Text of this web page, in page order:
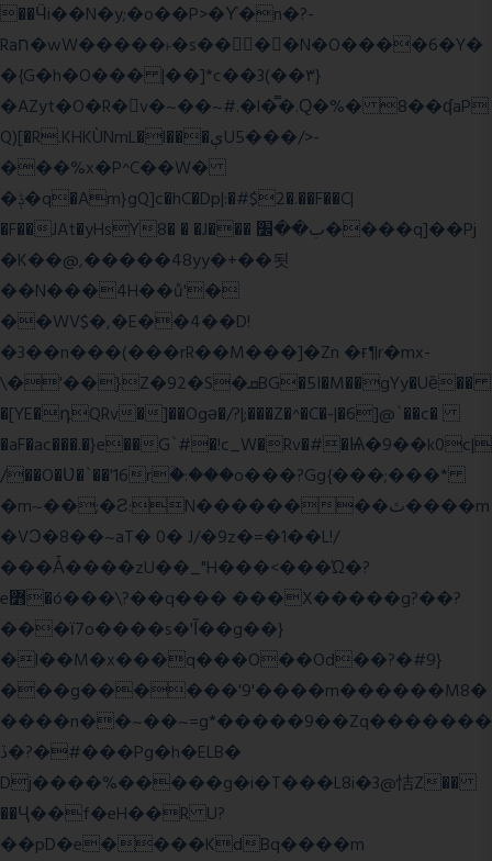
��Ӵi��N�y;�o��P>�ϒ�n�?­
Raח�wW�����˫�s����N�O����6�Y�
�{G�h�O��� |��]*c��3(��٣}
�AZyt�O�R�v�~��~#.�l�̿�.Ԛ�%� 8��ʠaP
Q)[�R.KHKÙNmL�l���ېU5���/>-
���%x�P^C��W�
�ݙ�q�Am}gQ]c�hC�Dp|:�#$2�.��F��C|
�F��JAt�yHsY8� � �J��� ب��׼����q]��Pj
�K��@,�����48yy�+��됫
��N���4H��ů'�
��WV$�,�E��4��D!
�3��n���(���rR��M���]�Zn �ғ¶r�mx-
\�'��}Z�92�S�ܩBG�5I�M��gYy�Uȅ��
�[YE�դQRv�]��Ogə�/?|;���Z�^�C�-|�6]@`��c�
�aF�ac���.�}e��G`#�!c_W�Rv�#�Ѩ�9��k0c|
/��O�Ʋ�`��'16rؒ�:���o���?Gg{���;���*
�m~��;�Ƨ:N��������ٿ����m
�VϽ�8��~aT� 0� J/�9z�=�1��L!/
���Ǡ����zU��_"H���<���Ώ�?
e߻�ó���\?��q��� ���X�����g?��?
���ϊ7o����s�'Ĩ��g��}
�l��M�x���q���O��Od��?�#9}
���g������'9'����m������M8�
����n��~��~=g*�����9��Zq�������
ڏ�?�#���Pg�h�ELB�
Dj����%�����g�i�T���L8i�3@恄Z��
��Ҷ��f�eH��R U?
��pD�e����KdBq����m